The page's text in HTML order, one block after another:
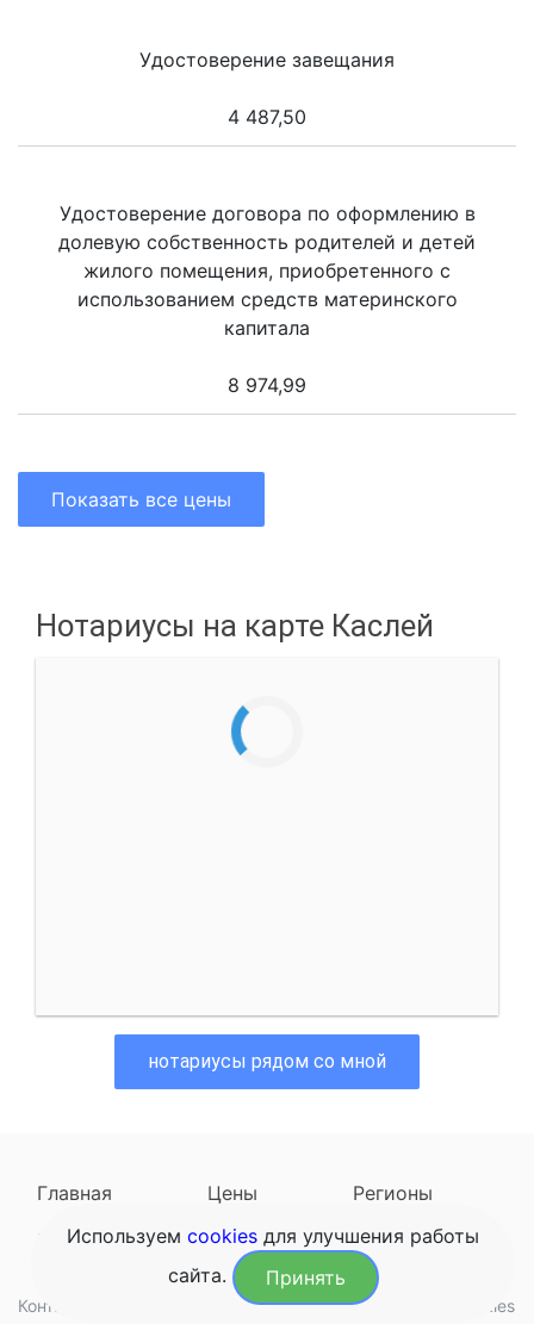
Удостоверение завещания
4 487,50
Удостоверение договора по оформлению в
долевую собственность родителей и детей
жилого помещения, приобретенного с
использованием средств материнского
капитала
8 974,99
Показать все цены
Нотариусы на карте Каслей
нотариусы рядом со мной
Главная Цены
Регионы
Наследодатели
Задать вопрос
Контакты Обработка данных Конфиденциальность Cookies
Используем cookies для улучшения работы
сайта.
Принять